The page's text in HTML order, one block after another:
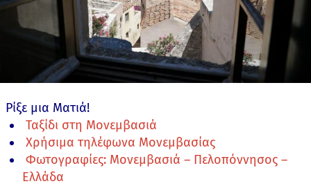
Ρίξε μια Ματιά!
Ταξίδι στη Μονεμβασιά
Χρήσιμα τηλέφωνα Μονεμβασίας
Φωτογραφίες: Μονεμβασιά – Πελοπόννησος –
Ελλάδα